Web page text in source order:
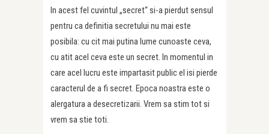
In acest fel cuvintul „secret“ si-a pierdut sensul
pentru ca definitia secretului nu mai este
posibila: cu cit mai putina lume cunoaste ceva,
cu atit acel ceva este un secret. In momentul in
care acel lucru este impartasit public el isi pierde
caracterul de a fi secret. Epoca noastra este o
alergatura a desecretizarii. Vrem sa stim tot si
vrem sa stie toti.